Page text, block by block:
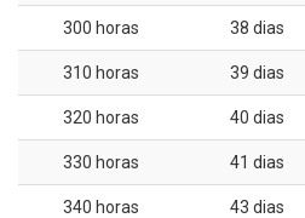
300 horas 38 dias
310 horas 39 dias
320 horas 40 dias
330 horas 41 dias
340 horas 43 dias